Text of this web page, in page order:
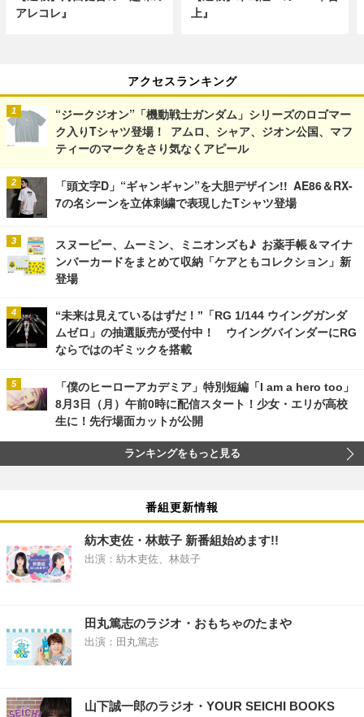
アレコレ』
上』
アクセスランキング
“ジークジオン”「機動戦士ガンダム」シリーズのロゴマー
ク入りTシャツ登場！ アムロ、シャア、ジオン公国、マフ
ティーのマークをさり気なくアピール
「頭文字D」“ギャンギャン”を大胆デザイン!! AE86＆RX-
7の名シーンを立体刺繍で表現したTシャツ登場
スヌーピー、ムーミン、ミニオンズも♪ お薬手帳＆マイナ
ンバーカードをまとめて収納「ケアともコレクション」新
登場
“未来は見えているはずだ！”「RG 1/144 ウイングガンダ
ムゼロ」の抽選販売が受付中！ ウイングバインダーにRG
ならではのギミックを搭載
「僕のヒーローアカデミア」特別短編「I am a hero too」
8月3日（月）午前0時に配信スタート！少女・エリが高校
生に！先行場面カットが公開
ランキングをもっと見る
番組更新情報
紡木吏佐・林鼓子 新番組始めます!!
出演：紡木吏佐、林鼓子
田丸篤志のラジオ・おもちゃのたまや
出演：田丸篤志
山下誠一郎のラジオ・YOUR SEICHI BOOKS